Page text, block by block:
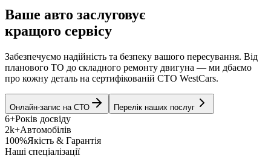
Ваше авто заслуговує
кращого сервісу
Забезпечуємо надійність та безпеку вашого пересування. Від
планового ТО до складного ремонту двигуна — ми дбаємо
про кожну деталь на сертифікованій СТО WestCars.
Онлайн-запис на СТО Перелік наших послуг
6+Років досвіду
2k+Автомобілів
100%Якість & Гарантія
Наші спеціалізації